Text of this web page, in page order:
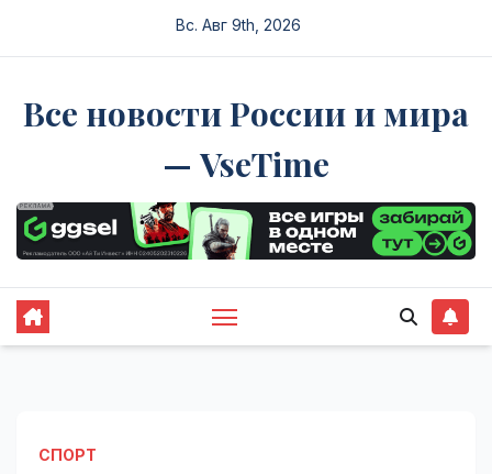
Вс. Авг 9th, 2026
Все новости России и мира
— VseTime
СПОРТ